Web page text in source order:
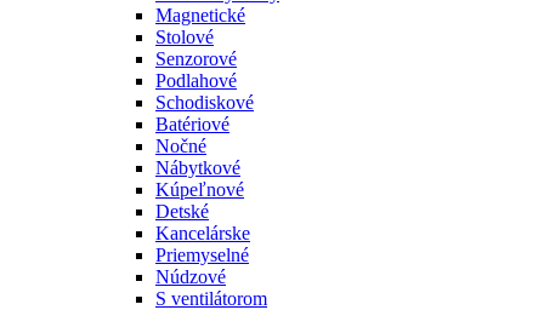
Magnetické
Stolové
Senzorové
Podlahové
Schodiskové
Batériové
Nočné
Nábytkové
Kúpeľnové
Detské
Kancelárske
Priemyselné
Núdzové
S ventilátorom